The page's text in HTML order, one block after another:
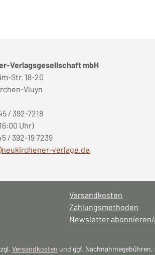
Verlagsgesellschaft mbH
Str. 18-20
Vluyn
/ 392-7218
Uhr)
/ 392-19 7239
verlage.de
Versandkosten
Zahlungsmethoden
Newsletter
Versandkosten und ggf.